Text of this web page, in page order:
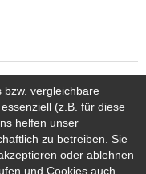
bzw. vergleichbare
(z.B. für diese
helfen unser
zu betreiben. Sie
oder ablehnen
und Cookies auch